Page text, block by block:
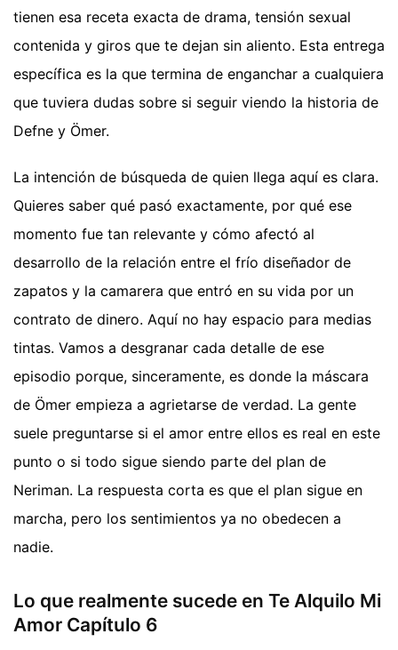
tienen esa receta exacta de drama, tensión sexual
contenida y giros que te dejan sin aliento. Esta entrega
específica es la que termina de enganchar a cualquiera
que tuviera dudas sobre si seguir viendo la historia de
Defne y Ömer.
La intención de búsqueda de quien llega aquí es clara.
Quieres saber qué pasó exactamente, por qué ese
momento fue tan relevante y cómo afectó al
desarrollo de la relación entre el frío diseñador de
zapatos y la camarera que entró en su vida por un
contrato de dinero. Aquí no hay espacio para medias
tintas. Vamos a desgranar cada detalle de ese
episodio porque, sinceramente, es donde la máscara
de Ömer empieza a agrietarse de verdad. La gente
suele preguntarse si el amor entre ellos es real en este
punto o si todo sigue siendo parte del plan de
Neriman. La respuesta corta es que el plan sigue en
marcha, pero los sentimientos ya no obedecen a
nadie.
Lo que realmente sucede en Te Alquilo Mi
Amor Capítulo 6